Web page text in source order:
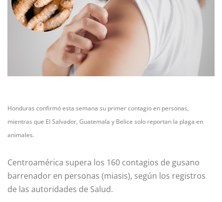
Honduras confirmó esta semana su primer contagio en personas,
mientras que El Salvador, Guatemala y Belice solo reportan la plaga en
animales.
Centroamérica supera los 160 contagios de gusano
barrenador en personas (miasis), según los registros
de las autoridades de Salud.